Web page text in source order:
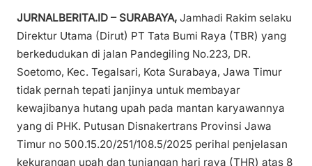
JURNALBERITA.ID – SURABAYA, Jamhadi Rakim selaku
Direktur Utama (Dirut) PT Tata Bumi Raya (TBR) yang
berkedudukan di jalan Pandegiling No.223, DR.
Soetomo, Kec. Tegalsari, Kota Surabaya, Jawa Timur
tidak pernah tepati janjinya untuk membayar
kewajibanya hutang upah pada mantan karyawannya
yang di PHK. Putusan Disnakertrans Provinsi Jawa
Timur no 500.15.20/251/108.5/2025 perihal penjelasan
kekurangan upah dan tunjangan hari raya (THR) atas 8